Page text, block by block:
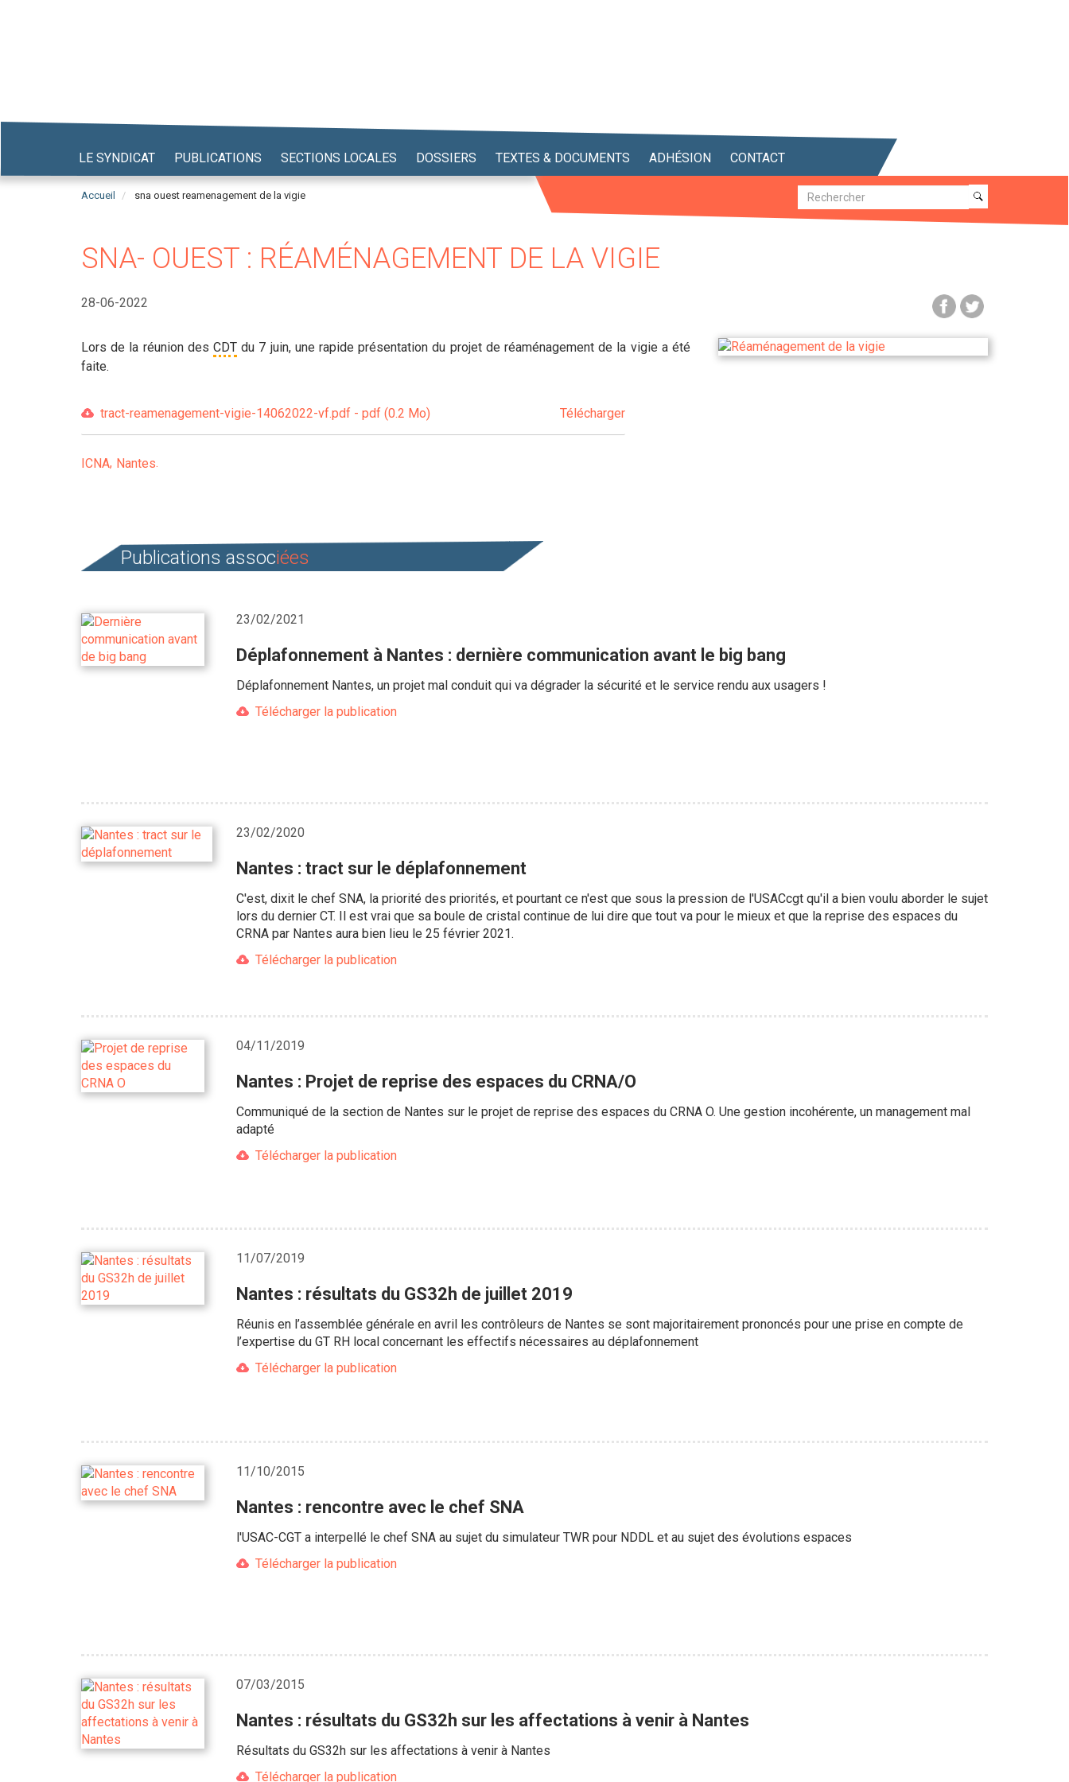
LE SYNDICAT PUBLICATIONS SECTIONS LOCALES DOSSIERS TEXTES & DOCUMENTS ADHÉSION CONTACT
Accueil sna ouest reamenagement de la vigie Recherche
Recherche
SNA- OUEST : RÉAMÉNAGEMENT DE LA VIGIE
28-06-2022
Lors de la réunion des CDT du 7 juin, une rapide présentation du projet de réaménagement de la vigie a été
faite.
tract-reamenagement-vigie-14062022-vf.pdf - pdf (0.2 Mo) Télécharger
ICNA Nantes
Publications associées
23/02/2021
Déplafonnement à Nantes : dernière communication avant le big bang
Déplafonnement Nantes, un projet mal conduit qui va dégrader la sécurité et le service rendu aux usagers !
Télécharger la publication
23/02/2020
Nantes : tract sur le déplafonnement
C'est, dixit le chef SNA, la priorité des priorités, et pourtant ce n'est que sous la pression de l'USACcgt qu'il a bien voulu aborder le sujet
lors du dernier CT. Il est vrai que sa boule de cristal continue de lui dire que tout va pour le mieux et que la reprise des espaces du
CRNA par Nantes aura bien lieu le 25 février 2021.
Télécharger la publication
04/11/2019
Nantes : Projet de reprise des espaces du CRNA/O
Communiqué de la section de Nantes sur le projet de reprise des espaces du CRNA O. Une gestion incohérente, un management mal
adapté
Télécharger la publication
11/07/2019
Nantes : résultats du GS32h de juillet 2019
Réunis en l’assemblée générale en avril les contrôleurs de Nantes se sont majoritairement prononcés pour une prise en compte de
l’expertise du GT RH local concernant les effectifs nécessaires au déplafonnement
Télécharger la publication
11/10/2015
Nantes : rencontre avec le chef SNA
l'USAC-CGT a interpellé le chef SNA au sujet du simulateur TWR pour NDDL et au sujet des évolutions espaces
Télécharger la publication
07/03/2015
Nantes : résultats du GS32h sur les affectations à venir à Nantes
Résultats du GS32h sur les affectations à venir à Nantes
Télécharger la publication